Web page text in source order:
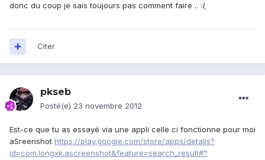
donc du coup je sais toujours pas comment faire .. :(
Citer
pkseb
Posté(e) 23 novembre 2012
Est-ce que tu as essayé via une appli celle ci fonctionne pour moi
aSreenshot https://play.google.com/store/apps/details?
id=com.longxk.ascreenshot&feature=search_result#?